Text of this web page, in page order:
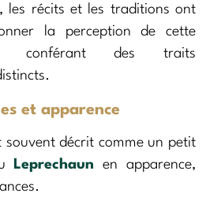
les récits et les traditions ont
la perception de cette
des traits
et apparence
souvent décrit comme un petit
Leprechaun en apparence,